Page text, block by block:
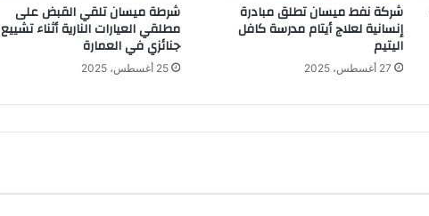
شركة نفط ميسان تطلق مبادرة
إنسانية لعلاج أيتام مدرسة كافل
اليتيم
27 أغسطس، 2025
شرطة ميسان تلقي القبض على
مطلقي العيارات النارية أثناء تشييع
جنائزي في العمارة
25 أغسطس، 2025